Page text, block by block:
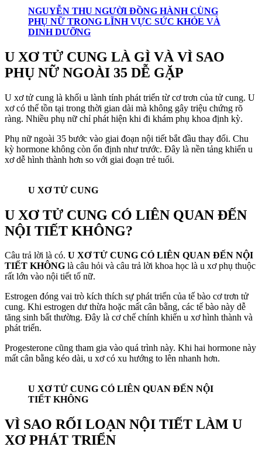
NGUYỄN THU NGƯỜI ĐỒNG HÀNH CÙNG
PHỤ NỮ TRONG LĨNH VỰC SỨC KHỎE VÀ
DINH DƯỠNG
U XƠ TỬ CUNG LÀ GÌ VÀ VÌ SAO
PHỤ NỮ NGOÀI 35 DỄ GẶP
U xơ tử cung là khối u lành tính phát triển từ cơ trơn của tử cung. U
xơ có thể tồn tại trong thời gian dài mà không gây triệu chứng rõ
ràng. Nhiều phụ nữ chỉ phát hiện khi đi khám phụ khoa định kỳ.
Phụ nữ ngoài 35 bước vào giai đoạn nội tiết bắt đầu thay đổi. Chu
kỳ hormone không còn ổn định như trước. Đây là nền tảng khiến u
xơ dễ hình thành hơn so với giai đoạn trẻ tuổi.
U XƠ TỬ CUNG
U XƠ TỬ CUNG CÓ LIÊN QUAN ĐẾN
NỘI TIẾT KHÔNG?
Câu trả lời là có. U XƠ TỬ CUNG CÓ LIÊN QUAN ĐẾN NỘI
TIẾT KHÔNG là câu hỏi và câu trả lời khoa học là u xơ phụ thuộc
rất lớn vào nội tiết tố nữ.
Estrogen đóng vai trò kích thích sự phát triển của tế bào cơ trơn tử
cung. Khi estrogen dư thừa hoặc mất cân bằng, các tế bào này dễ
tăng sinh bất thường. Đây là cơ chế chính khiến u xơ hình thành và
phát triển.
Progesterone cũng tham gia vào quá trình này. Khi hai hormone này
mất cân bằng kéo dài, u xơ có xu hướng to lên nhanh hơn.
U XƠ TỬ CUNG CÓ LIÊN QUAN ĐẾN NỘI
TIẾT KHÔNG
VÌ SAO RỐI LOẠN NỘI TIẾT LÀM U
XƠ PHÁT TRIỂN